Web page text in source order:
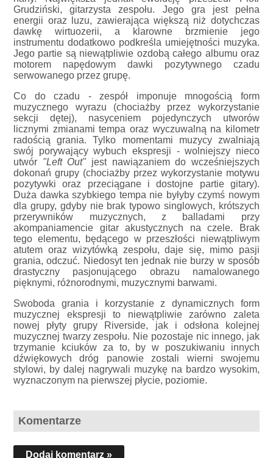
Grudziński, gitarzysta zespołu. Jego gra jest pełna
energii oraz luzu, zawierająca większą niż dotychczas
dawkę wirtuozerii, a klarowne brzmienie jego
instrumentu dodatkowo podkreśla umiejętności muzyka.
Jego partie są niewątpliwie ozdobą całego albumu oraz
motorem napędowym dawki pozytywnego czadu
serwowanego przez grupę.
Co do czadu - zespół imponuje mnogością form
muzycznego wyrazu (chociażby przez wykorzystanie
sekcji dętej), nasyceniem pojedynczych utworów
licznymi zmianami tempa oraz wyczuwalną na kilometr
radością grania. Tylko momentami muzycy zwalniają
swój porywający wybuch ekspresji - wolniejszy nieco
utwór "Left Out"jest nawiązaniem do wcześniejszych
dokonań grupy (chociażby przez wykorzystanie motywu
pozytywki oraz przeciągane i dostojne partie gitary).
Duża dawka szybkiego tempa nie byłyby czymś nowym
dla grupy, gdyby nie brak typowo singlowych, krótszych
przerywników muzycznych, z balladami przy
akompaniamencie gitar akustycznych na czele. Brak
tego elementu, będącego w przeszłości niewątpliwym
atutem oraz wizytówką zespołu, daje się, mimo pasji
grania, odczuć. Niedosyt ten jednak nie burzy w sposób
drastyczny pasjonującego obrazu namalowanego
pięknymi, różnorodnymi, muzycznymi barwami.
Swoboda grania i korzystanie z dynamicznych form
muzycznej ekspresji to niewątpliwie zarówno zaleta
nowej płyty grupy Riverside, jak i odsłona kolejnej
muzycznej twarzy zespołu. Nie pozostaje nic innego, jak
trzymanie kciuków za to, by w poszukiwaniu innych
dźwiękowych dróg panowie zostali wierni swojemu
stylowi, by dalej nagrywali muzykę na bardzo wysokim,
wyznaczonym na pierwszej płycie, poziomie.
Komentarze
Dodaj komentarz »